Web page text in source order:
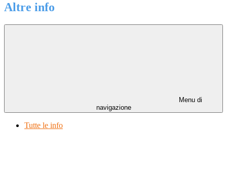
Altre info
Menu di
navigazione
Tutte le info